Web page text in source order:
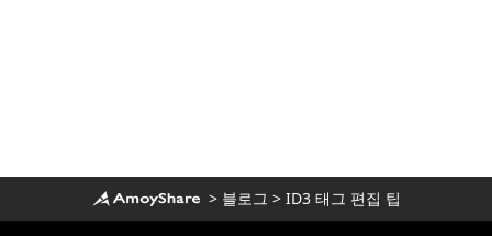
> 블로그 > ID3 태그 편집 팁